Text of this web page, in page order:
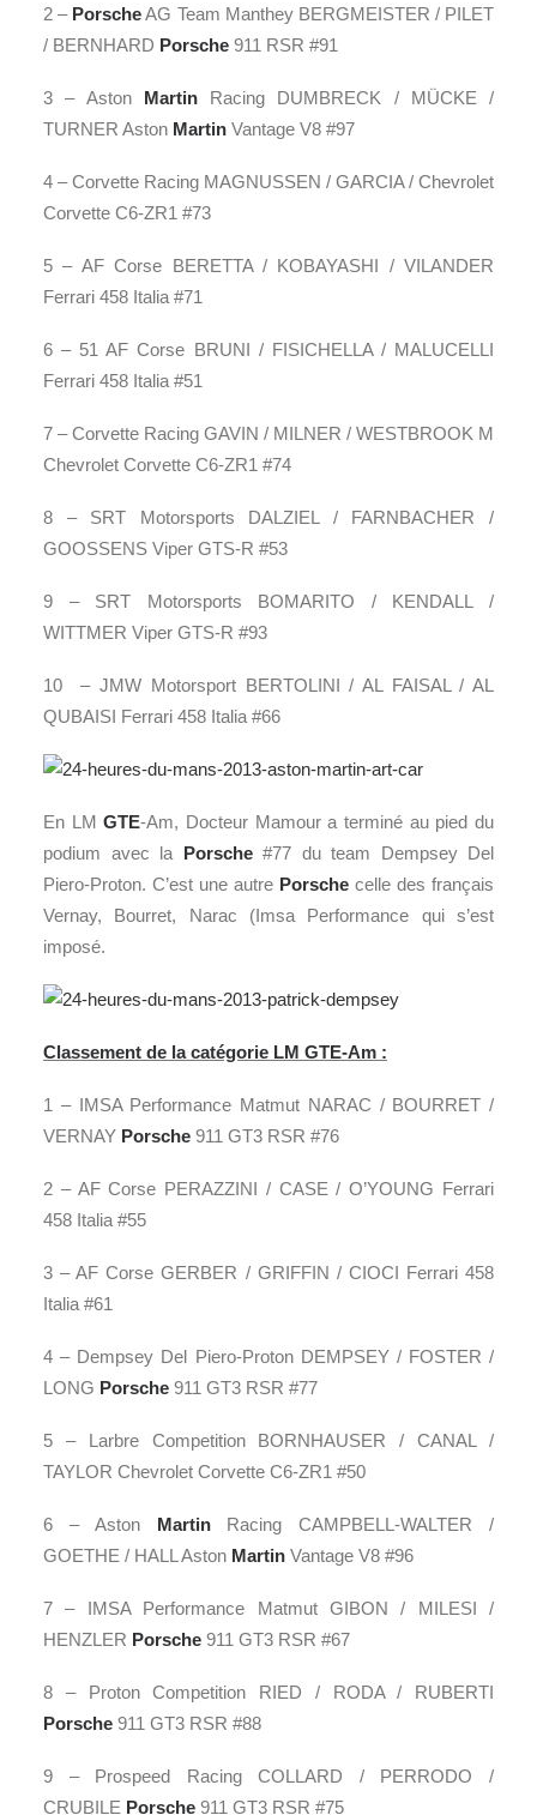
2 – PorscheAG Team Manthey BERGMEISTER / PILET
/ BERNHARD Porsche 911 RSR #91
3 – Aston MartinRacing DUMBRECK / MÜCKE /
TURNER Aston Martin Vantage V8 #97
4 – Corvette Racing MAGNUSSEN / GARCIA / Chevrolet
Corvette C6-ZR1 #73
5 – AF Corse BERETTA / KOBAYASHI / VILANDER
Ferrari 458 Italia #71
6 – 51 AF Corse BRUNI / FISICHELLA / MALUCELLI
Ferrari 458 Italia #51
7 – Corvette Racing GAVIN / MILNER / WESTBROOK M
Chevrolet Corvette C6-ZR1 #74
8 – SRT Motorsports DALZIEL / FARNBACHER /
GOOSSENS Viper GTS-R #53
9 – SRT Motorsports BOMARITO / KENDALL /
WITTMER Viper GTS-R #93
10 – JMW Motorsport BERTOLINI / AL FAISAL / AL
QUBAISI Ferrari 458 Italia #66
En LMGTE-Am, Docteur Mamour a terminé au pied du
podium avec la Porsche#77 du team Dempsey Del
Piero-Proton. C’est une autre Porsche celle des français
Vernay, Bourret, Narac (Imsa Performance qui s’est
imposé.
Classement de la catégorie LM GTE-Am :
1 – IMSA Performance Matmut NARAC / BOURRET /
VERNAY Porsche 911 GT3 RSR #76
2 – AF Corse PERAZZINI / CASE / O’YOUNG Ferrari
458 Italia #55
3 – AF Corse GERBER / GRIFFIN / CIOCI Ferrari 458
Italia #61
4 – Dempsey Del Piero-Proton DEMPSEY / FOSTER /
LONG Porsche 911 GT3 RSR #77
5 – Larbre Competition BORNHAUSER / CANAL /
TAYLOR Chevrolet Corvette C6-ZR1 #50
6 – Aston MartinRacing CAMPBELL-WALTER /
GOETHE / HALL Aston Martin Vantage V8 #96
7 – IMSA Performance Matmut GIBON / MILESI /
HENZLER Porsche 911 GT3 RSR #67
8 – Proton Competition RIED / RODA / RUBERTI
Porsche 911 GT3 RSR #88
9 – Prospeed Racing COLLARD / PERRODO /
CRUBILE Porsche 911 GT3 RSR #75